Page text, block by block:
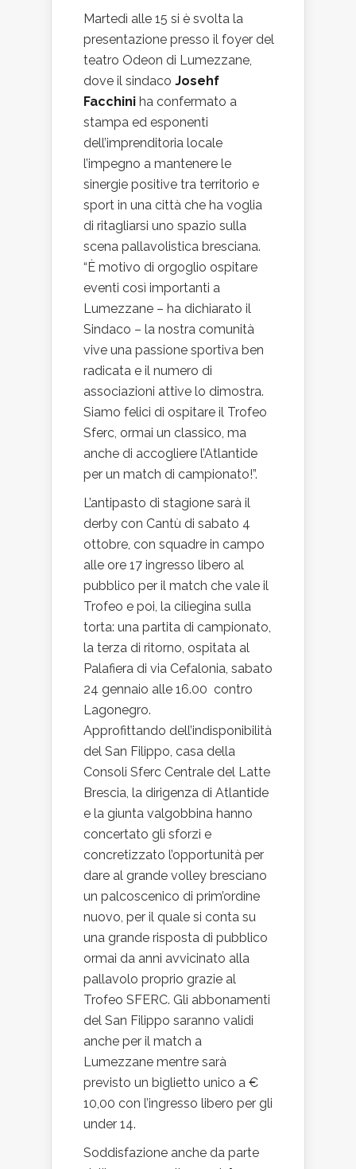
Martedì alle 15 si è svolta la
presentazione presso il foyer del
teatro Odeon di Lumezzane,
dove il sindaco Josehf
Facchini ha confermato a
stampa ed esponenti
dell’imprenditoria locale
l’impegno a mantenere le
sinergie positive tra territorio e
sport in una città che ha voglia
di ritagliarsi uno spazio sulla
scena pallavolistica bresciana.
“È motivo di orgoglio ospitare
eventi così importanti a
Lumezzane – ha dichiarato il
Sindaco – la nostra comunità
vive una passione sportiva ben
radicata e il numero di
associazioni attive lo dimostra.
Siamo felici di ospitare il Trofeo
Sferc, ormai un classico, ma
anche di accogliere l’Atlantide
per un match di campionato!”.
L’antipasto di stagione sarà il
derby con Cantù di sabato 4
ottobre, con squadre in campo
alle ore 17 ingresso libero al
pubblico per il match che vale il
Trofeo e poi, la ciliegina sulla
torta: una partita di campionato,
la terza di ritorno, ospitata al
Palafiera di via Cefalonia, sabato
24 gennaio alle 16.00 contro
Lagonegro.
Approfittando dell’indisponibilità
del San Filippo, casa della
Consoli Sferc Centrale del Latte
Brescia, la dirigenza di Atlantide
e la giunta valgobbina hanno
concertato gli sforzi e
concretizzato l’opportunità per
dare al grande volley bresciano
un palcoscenico di prim’ordine
nuovo, per il quale si conta su
una grande risposta di pubblico
ormai da anni avvicinato alla
pallavolo proprio grazie al
Trofeo SFERC. Gli abbonamenti
del San Filippo saranno validi
anche per il match a
Lumezzane mentre sarà
previsto un biglietto unico a €
10,00 con l’ingresso libero per gli
under 14.
Soddisfazione anche da parte